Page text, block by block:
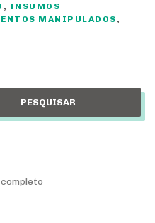
, INSUMOS
MANIPULADOS ,